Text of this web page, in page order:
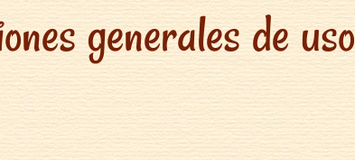
generales de uso